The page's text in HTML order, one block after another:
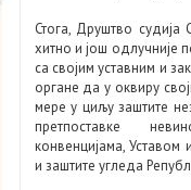
Стога, Друштво судија
хитно и још одлучније
са својим уставним и
органе да у оквиру
мере у циљу заштите
претпоставке
конвенцијама,
и заштите угледа